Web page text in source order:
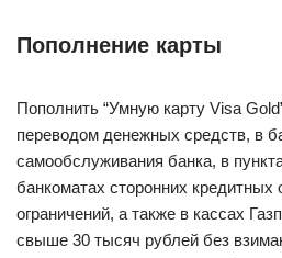
Пополнение карты
Пополнить “Умную карту Visa
переводом денежных средств, в
самообслуживания банка, в
банкоматах сторонних кредитных
ограничений, а также в кассах
свыше 30 тысяч рублей без